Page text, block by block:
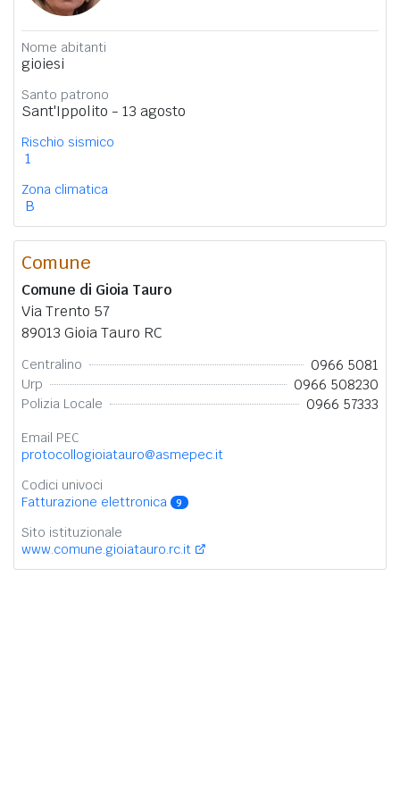
Nome abitanti
gioiesi
Santo patrono
Sant'Ippolito - 13 agosto
Rischio sismico
1
Zona climatica
B
Comune
Comune di Gioia Tauro
Via Trento 57
89013 Gioia Tauro RC
Centralino 0966 5081
Urp 0966 508230
Polizia Locale 0966 57333
Email PEC
protocollogioiatauro@asmepec.it
Codici univoci
Fatturazione elettronica
9
Sito istituzionale
www.comune.gioiatauro.rc.it